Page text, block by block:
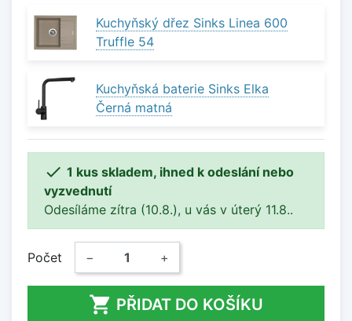
Kuchyňský dřez Sinks Linea 600
Truffle 54
Kuchyňská baterie Sinks Elka
Černá matná
 1 kus skladem, ihned k odeslání nebo
vyzvednutí
Odesíláme zítra (10.8.), u vás v úterý 11.8..
Počet − +
 PŘIDAT DO KOŠÍKU